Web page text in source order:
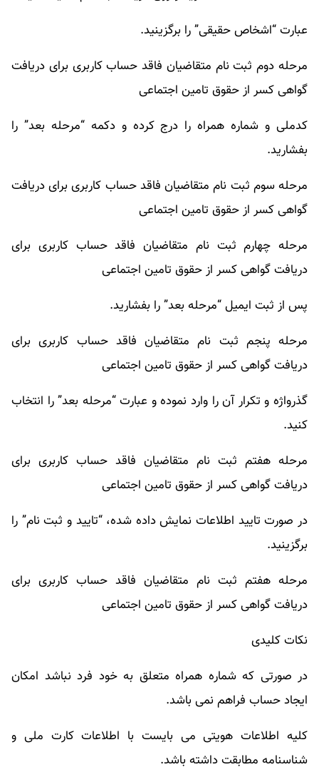
عبارت “اشخاص حقیقی” را برگزینید.
مرحله دوم ثبت نام متقاضیان فاقد حساب کاربری برای دریافت
گواهی کسر از حقوق تامین اجتماعی
کدملی و شماره همراه را درج کرده و دکمه “مرحله بعد” را
بفشارید.
مرحله سوم ثبت نام متقاضیان فاقد حساب کاربری برای دریافت
گواهی کسر از حقوق تامین اجتماعی
مرحله چهارم ثبت نام متقاضیان فاقد حساب کاربری برای
دریافت گواهی کسر از حقوق تامین اجتماعی
پس از ثبت ایمیل “مرحله بعد” را بفشارید.
مرحله پنجم ثبت نام متقاضیان فاقد حساب کاربری برای
دریافت گواهی کسر از حقوق تامین اجتماعی
گذرواژه و تکرار آن را وارد نموده و عبارت “مرحله بعد” را انتخاب
کنید.
مرحله هفتم ثبت نام متقاضیان فاقد حساب کاربری برای
دریافت گواهی کسر از حقوق تامین اجتماعی
در صورت تایید اطلاعات نمایش داده شده، “تایید و ثبت نام” را
برگزینید.
مرحله هفتم ثبت نام متقاضیان فاقد حساب کاربری برای
دریافت گواهی کسر از حقوق تامین اجتماعی
نکات کلیدی
در صورتی که شماره همراه متعلق به خود فرد نباشد امکان
ایجاد حساب فراهم نمی باشد.
کلیه اطلاعات هویتی می بایست با اطلاعات کارت ملی و
شناسنامه مطابقت داشته باشد.